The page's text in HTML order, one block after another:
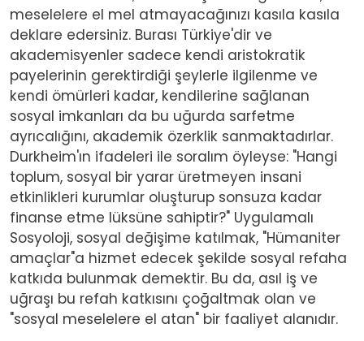
meselelere el mel atmayacağınızı kasıla kasıla
deklare edersiniz. Burası Türkiye'dir ve
akademisyenler sadece kendi aristokratik
payelerinin gerektirdiği şeylerle ilgilenme ve
kendi ömürleri kadar, kendilerine sağlanan
sosyal imkanları da bu uğurda sarfetme
ayrıcalığını, akademik özerklik sanmaktadırlar.
Durkheim'ın ifadeleri ile soralım öyleyse: "Hangi
toplum, sosyal bir yarar üretmeyen insani
etkinlikleri kurumlar oluşturup sonsuza kadar
finanse etme lüksüne sahiptir?" Uygulamalı
Sosyoloji, sosyal değişime katılmak, "Hümaniter
amaçlar"a hizmet edecek şekilde sosyal refaha
katkıda bulunmak demektir. Bu da, asıl iş ve
uğraşı bu refah katkısını çoğaltmak olan ve
"sosyal meselelere el atan" bir faaliyet alanıdır.